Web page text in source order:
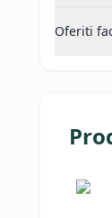
Oferiti